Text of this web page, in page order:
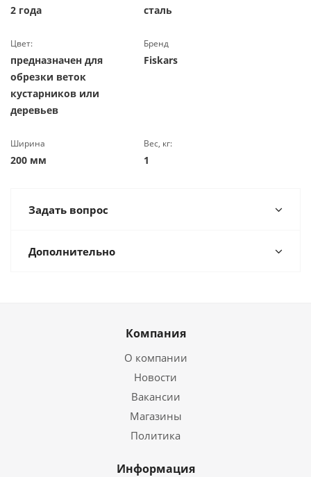
2 года сталь
Цвет:
предназначен для
обрезки веток
кустарников или
деревьев
Бренд
Fiskars
Ширина
200 мм
Вес, кг:
1
Задать вопрос
Дополнительно
Компания
О компании
Новости
Вакансии
Магазины
Политика
Информация